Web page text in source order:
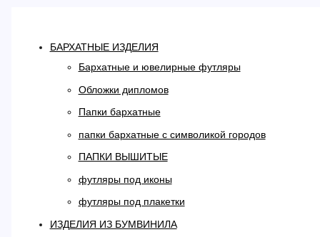
БАРХАТНЫЕ ИЗДЕЛИЯ
Бархатные и ювелирные футляры
Обложки дипломов
Папки бархатные
папки бархатные с символикой городов
ПАПКИ ВЫШИТЫЕ
футляры под иконы
футляры под плакетки
ИЗДЕЛИЯ ИЗ БУМВИНИЛА